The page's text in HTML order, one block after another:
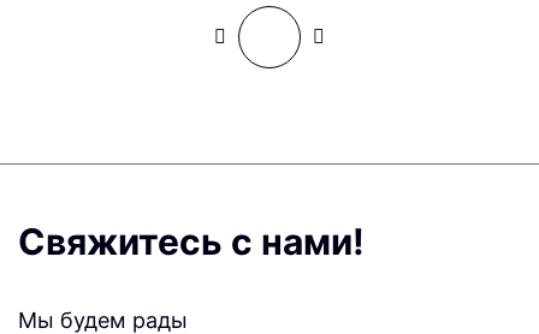
Свяжитесь с нами!
Мы будем рады